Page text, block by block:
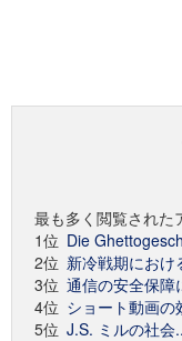
最も多く閲覧された
1位 Die
2位 新冷戦期におけ
3位 通信の安全保障
4位 ショート動画の
5位 J.S. ミルの社会